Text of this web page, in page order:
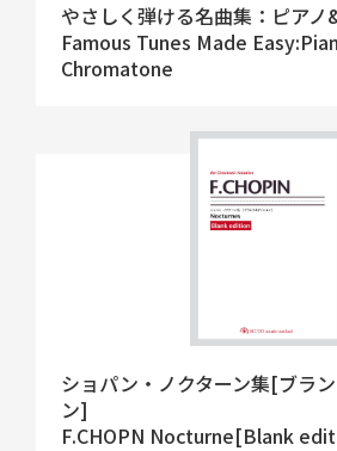
やさしく弾ける名曲集：ピアノ
Famous Tunes Made
Chromatone
ショパン・ノクターン集[ブラ
ン]
F.CHOPN Nocturne[Blank